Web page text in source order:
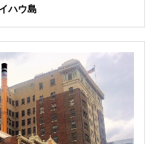
ハウ島